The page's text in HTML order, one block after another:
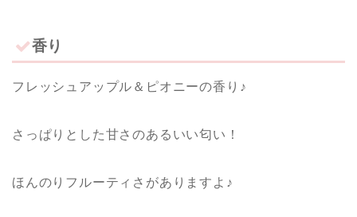
香り
フレッシュアップル＆ピオニーの香り♪
さっぱりとした甘さのあるいい匂い！
ほんのりフルーティさがありますよ♪